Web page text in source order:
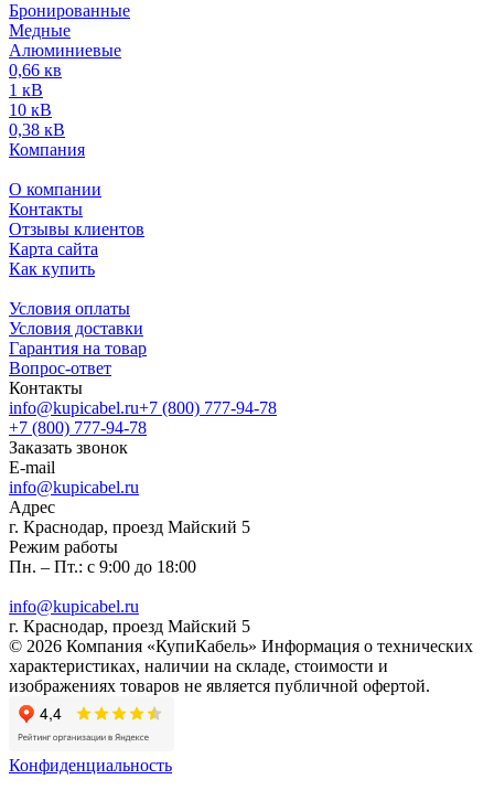
Бронированные
Медные
Алюминиевые
0,66 кв
1 кВ
10 кВ
0,38 кВ
Компания
О компании
Контакты
Отзывы клиентов
Карта сайта
Как купить
Условия оплаты
Условия доставки
Гарантия на товар
Вопрос-ответ
Контакты
info@kupicabel.ru+7 (800) 777-94-78
+7 (800) 777-94-78
Заказать звонок
E-mail
info@kupicabel.ru
Адрес
г. Краснодар, проезд Майский 5
Режим работы
Пн. – Пт.: с 9:00 до 18:00
info@kupicabel.ru
г. Краснодар, проезд Майский 5
© 2026 Компания «КупиКабель» Информация о технических
характеристиках, наличии на складе, стоимости и
изображениях товаров не является публичной офертой.
Конфиденциальность